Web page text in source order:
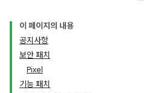
이 페이지의 내용
공지사항
보안 패치
Pixel
기능 패치